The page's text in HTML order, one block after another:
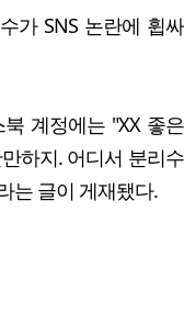
가 SNS 논란에 휩싸
계정에는 "XX 좋은
하지. 어디서 분리수
는 글이 게재됐다.